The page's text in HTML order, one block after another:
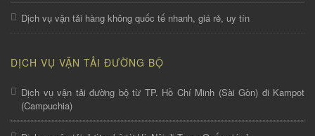
Dịch vụ vận tải hàng không quốc tế nhanh, giá rẻ, uy tín
DỊCH VỤ VẬN TẢI ĐƯỜNG BỘ
Dịch vụ vận tải đường bộ từ TP. Hồ Chí Minh (Sài Gòn) đi Kampot
(Campuchia)